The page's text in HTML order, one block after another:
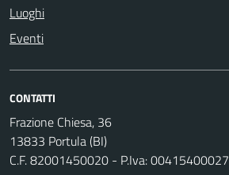
Luoghi
Eventi
CONTATTI
Frazione Chiesa, 36
13833 Portula (BI)
C.F. 82001450020 - P.Iva: 00415400027